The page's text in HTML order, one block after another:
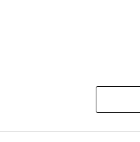
على ما قدمه المنتخب الوطني
الذي قام بالدور المنوط به
البطولة.